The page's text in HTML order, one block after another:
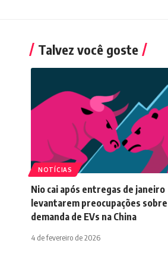
Talvez você goste
NOTÍCIAS
Nio cai após entregas de janeiro
levantarem preocupações sobre
demanda de EVs na China
4 de fevereiro de 2026